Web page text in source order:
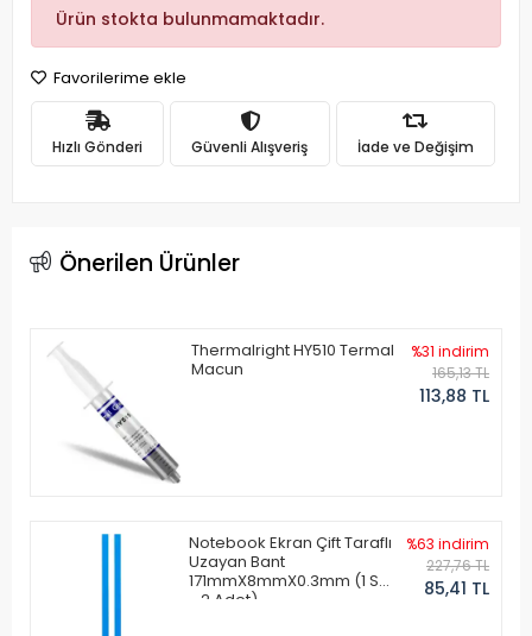
Ürün stokta bulunmamaktadır.
Favorilerime ekle
Hızlı Gönderi Güvenli Alışveriş İade ve Değişim
Önerilen Ürünler
Thermalright HY510 Termal
Macun
%31 indirim
165,13 TL
113,88 TL
Notebook Ekran Çift Taraflı
Uzayan Bant
171mmX8mmX0.3mm (1 Set
- 2 Adet)
%63 indirim
227,76 TL
85,41 TL